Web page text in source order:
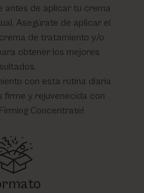
antes de aplicar tu crema
Asegúrate de aplicar el
de tratamiento y/o
obtener los mejores
con esta rutina diaria
firme y rejuvenecida con
Concentrate!